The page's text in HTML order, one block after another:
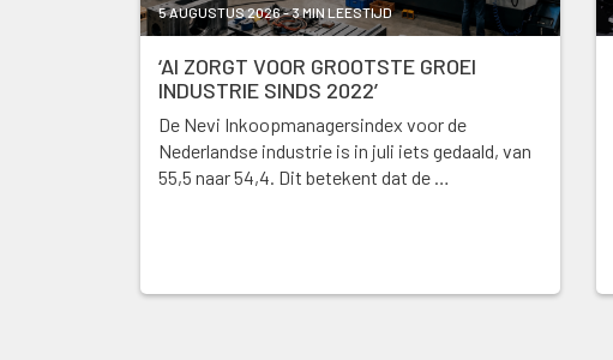
5 AUGUSTUS 2026 - 3 MIN LEESTIJD
‘AI ZORGT VOOR GROOTSTE GROEI
INDUSTRIE SINDS 2022’
De Nevi Inkoopmanagersindex voor de
Nederlandse industrie is in juli iets gedaald, van
55,5 naar 54,4. Dit betekent dat de …